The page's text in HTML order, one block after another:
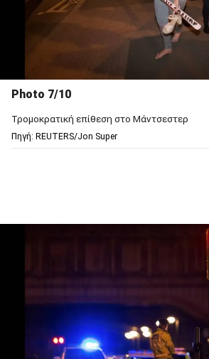
Photo 7/10
Τρομοκρατική επίθεση στο Μάντσεστερ
Πηγή: REUTERS/Jon Super